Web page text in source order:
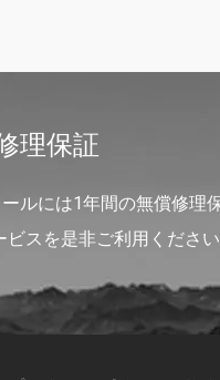
理保証
ルには1年間の無償修理
スを是非ご利用ください